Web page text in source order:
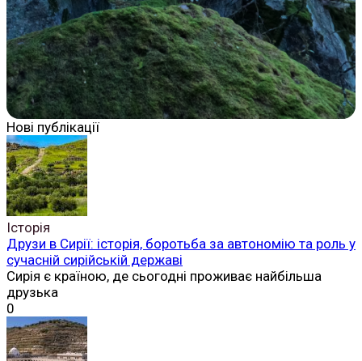
Нові публікації
Історія
Друзи в Сирії: історія, боротьба за автономію та роль у
сучасній сирійській державі
Сирія є країною, де сьогодні проживає найбільша
друзька
0